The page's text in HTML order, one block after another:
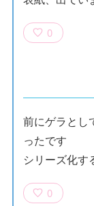
0
前にゲラと
ったです
シリーズ化
0